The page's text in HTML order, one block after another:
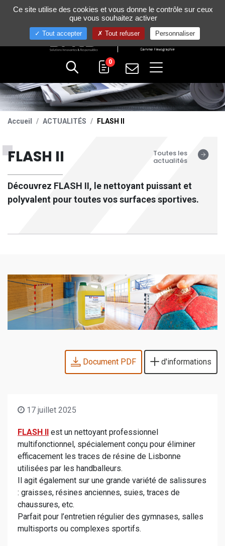
+33 (0)4 75 58 80 10
0
Accueil ACTUALITÉS FLASH II
FLASH II
Découvrez FLASH II, le nettoyant puissant et
polyvalent pour toutes vos surfaces sportives.
Toutes les
actualités
Document PDF d'informations
17 juillet 2025
FLASH II
est un nettoyant professionnel
multifonctionnel, spécialement conçu pour éliminer
efficacement les traces de résine de Lisbonne
utilisées par les handballeurs.
Il agit également sur une grande variété de salissures
: graisses, résines anciennes, suies, traces de
chaussures, etc.
Parfait pour l’entretien régulier des gymnases, salles
multisports ou complexes sportifs.
Gestion de vos préférences sur les cookies
Ce site utilise des cookies et vous donne le contrôle sur ceux
que vous souhaitez activer
Tout accepter Tout refuser Personnaliser